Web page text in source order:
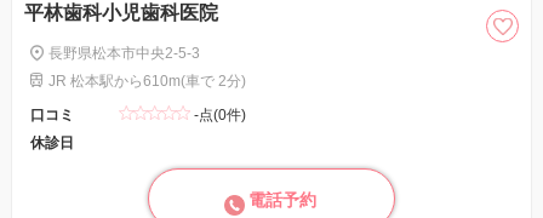
平林歯科小児歯科医院
長野県松本市中央2-5-3
JR 松本駅から610m(車で 2分)
口コミ
-点(0件)
休診日
電話予約